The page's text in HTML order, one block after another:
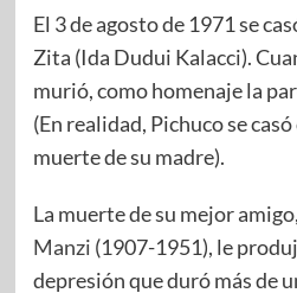
El 3 de agosto de 1971 se
Zita (Ida Dudui Kalacci).
murió, como homenaje la
(En realidad, Pichuco se
muerte de su madre).
La muerte de su mejor
Manzi (1907-1951), le
depresión que duró más de